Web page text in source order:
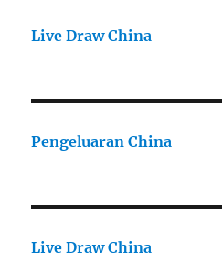
Live Draw China
Pengeluaran China
Live Draw China